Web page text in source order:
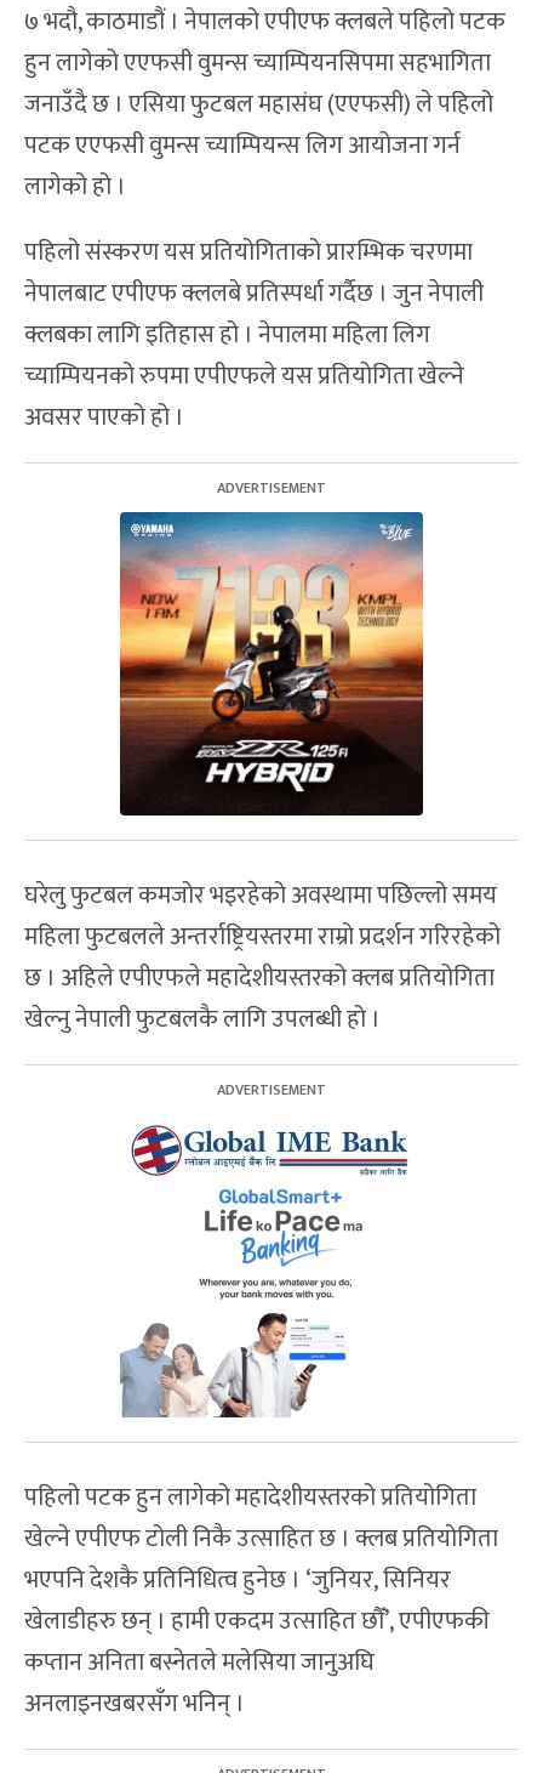
७ भदौ, काठमाडौं । नेपालको एपीएफ क्लबले पहिलो पटक
हुन लागेको एएफसी वुमन्स च्याम्पियनसिपमा सहभागिता
जनाउँदै छ । एसिया फुटबल महासंघ (एएफसी) ले पहिलो
पटक एएफसी वुमन्स च्याम्पियन्स लिग आयोजना गर्न
लागेको हो ।
पहिलो संस्करण यस प्रतियोगिताको प्रारम्भिक चरणमा
नेपालबाट एपीएफ क्ललबे प्रतिस्पर्धा गर्दैछ । जुन नेपाली
क्लबका लागि इतिहास हो । नेपालमा महिला लिग
च्याम्पियनको रुपमा एपीएफले यस प्रतियोगिता खेल्ने
अवसर पाएको हो ।
घरेलु फुटबल कमजोर भइरहेको अवस्थामा पछिल्लो समय
महिला फुटबलले अन्तर्राष्ट्रियस्तरमा राम्रो प्रदर्शन गरिरहेको
छ । अहिले एपीएफले महादेशीयस्तरको क्लब प्रतियोगिता
खेल्नु नेपाली फुटबलकै लागि उपलब्धी हो ।
पहिलो पटक हुन लागेको महादेशीयस्तरको प्रतियोगिता
खेल्ने एपीएफ टोली निकै उत्साहित छ । क्लब प्रतियोगिता
भएपनि देशकै प्रतिनिधित्व हुनेछ । ‘जुनियर, सिनियर
खेलाडीहरु छन् । हामी एकदम उत्साहित छौँ’, एपीएफकी
कप्तान अनिता बस्नेतले मलेसिया जानुअघि
अनलाइनखबरसँग भनिन् ।